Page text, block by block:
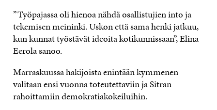
”Työpajassa oli hienoa nähdä osallistujien into ja
tekemisen meininki. Uskon että sama henki jatkuu,
kun kunnat työstävät ideoita kotikunnissaan”, Elina
Eerola sanoo.
Marraskuussa hakijoista enintään kymmenen
valitaan ensi vuonna toteutettaviin ja Sitran
rahoittamiin demokratiakokeiluihin.